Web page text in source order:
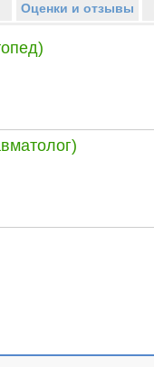
Оценки и отзывы